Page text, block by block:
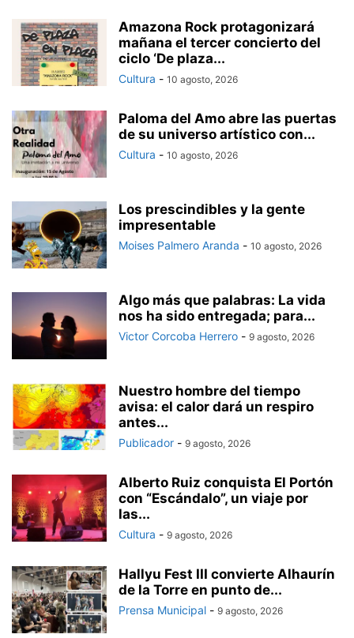
Amazona Rock protagonizará
mañana el tercer concierto del
ciclo ‘De plaza...
Cultura - 10 agosto, 2026
Paloma del Amo abre las puertas
de su universo artístico con...
Cultura - 10 agosto, 2026
Los prescindibles y la gente
impresentable
Moises Palmero Aranda - 10 agosto, 2026
Algo más que palabras: La vida
nos ha sido entregada; para...
Victor Corcoba Herrero - 9 agosto, 2026
Nuestro hombre del tiempo
avisa: el calor dará un respiro
antes...
Publicador - 9 agosto, 2026
Alberto Ruiz conquista El Portón
con “Escándalo”, un viaje por
las...
Cultura - 9 agosto, 2026
Hallyu Fest III convierte Alhaurín
de la Torre en punto de...
Prensa Municipal - 9 agosto, 2026